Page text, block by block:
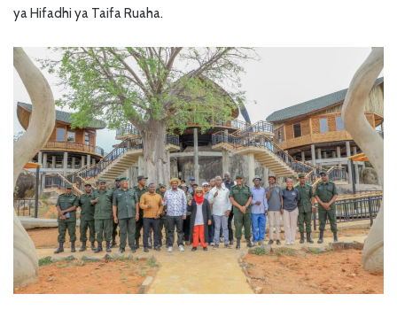
ya Hifadhi ya Taifa Ruaha.